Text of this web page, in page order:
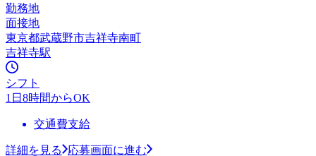
勤務地
面接地
東京都武蔵野市吉祥寺南町
吉祥寺駅
シフト
1日8時間からOK
交通費支給
詳細を見る
応募画面に進む